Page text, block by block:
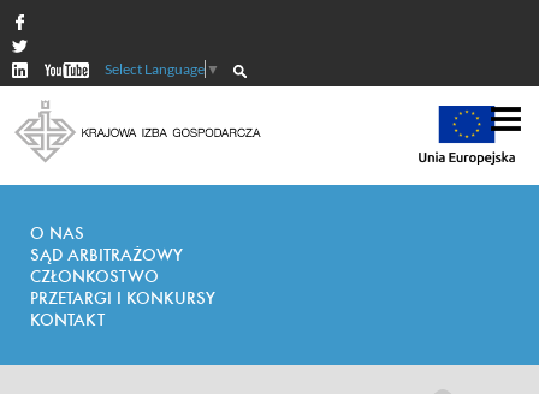
Select Language ▼
O NAS
SĄD ARBITRAŻOWY
CZŁONKOSTWO
PRZETARGI I KONKURSY
KONTAKT